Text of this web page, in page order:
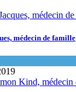
médecin de famille